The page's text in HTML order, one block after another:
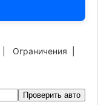
Ограничения
Проверить авто